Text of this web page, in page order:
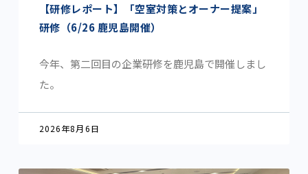
【研修レポート】「空室対策とオーナー提案」
研修（6/26 鹿児島開催）
今年、第二回目の企業研修を鹿児島で開催しまし
た。
2026年8月6日